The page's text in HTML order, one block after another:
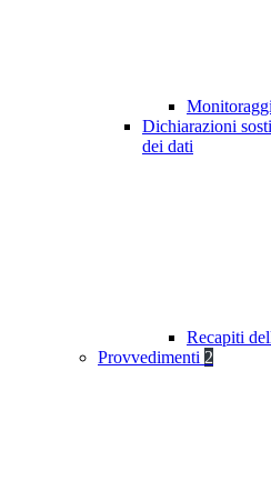
Dichiarazioni
dei dati
Recapiti
Provvedimenti 2